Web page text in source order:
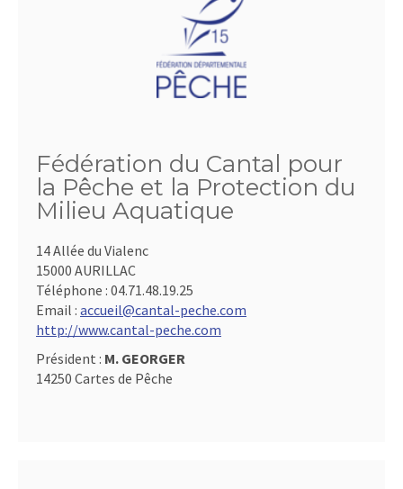
Fédération du Cantal pour
la Pêche et la Protection du
Milieu Aquatique
14 Allée du Vialenc
15000 AURILLAC
Téléphone : 04.71.48.19.25
Email : accueil@cantal-peche.com
http://www.cantal-peche.com
Président : M. GEORGER
14250 Cartes de Pêche